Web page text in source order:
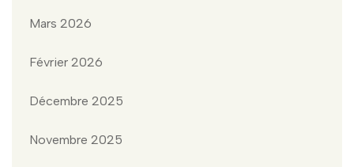
Mars 2026
Février 2026
Décembre 2025
Novembre 2025